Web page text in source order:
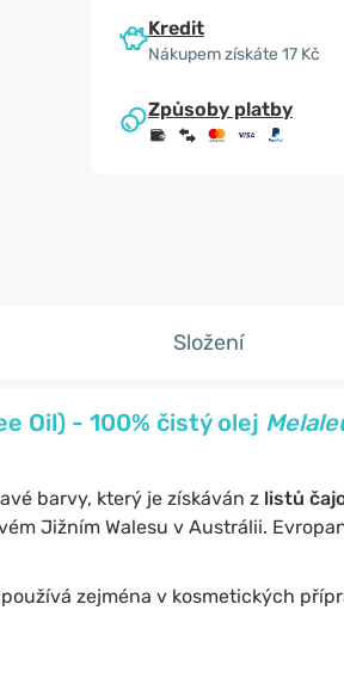
Kredit
Nákupem získáte 17 Kč
Způsoby platby
Složení
Oil) - 100% čistý olej
barvy, který je získáván z listů
Jižním Walesu v Austrálii.
zejména v kosmetických